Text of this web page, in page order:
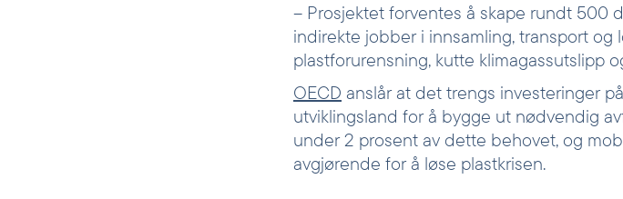
– Prosjektet forventes å skape rundt 500
indirekte jobber i innsamling, transport og
plastforurensning, kutte klimagassutslipp
OECD anslår at det trengs investeringer
utviklingsland for å bygge ut nødvendig
under 2 prosent av dette behovet, og
avgjørende for å løse plastkrisen.